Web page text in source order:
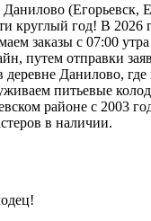
Данилово (Егорьевск,
круглый год! В 2026
заказы с 07:00 утра
путем отправки
деревне Данилово,
питьевые
районе с 2003
в наличии.